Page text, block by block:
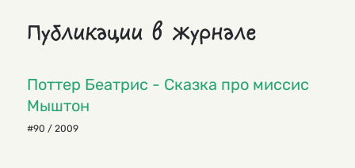
Публикации в журнале
Поттер Беатрис - Сказка про миссис
Мыштон
#90 / 2009